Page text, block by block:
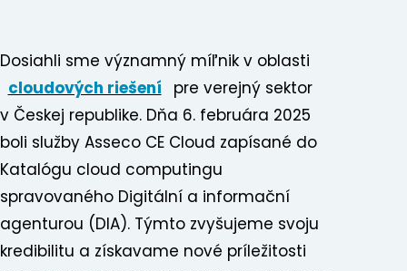
Dosiahli sme významný míľnik v oblasti
cloudových riešení
pre verejný sektor
v Českej republike. Dňa 6. februára 2025
boli služby Asseco CE Cloud zapísané do
Katalógu cloud computingu
spravovaného Digitální a informační
agenturou (DIA). Týmto zvyšujeme svoju
kredibilitu a získavame nové príležitosti